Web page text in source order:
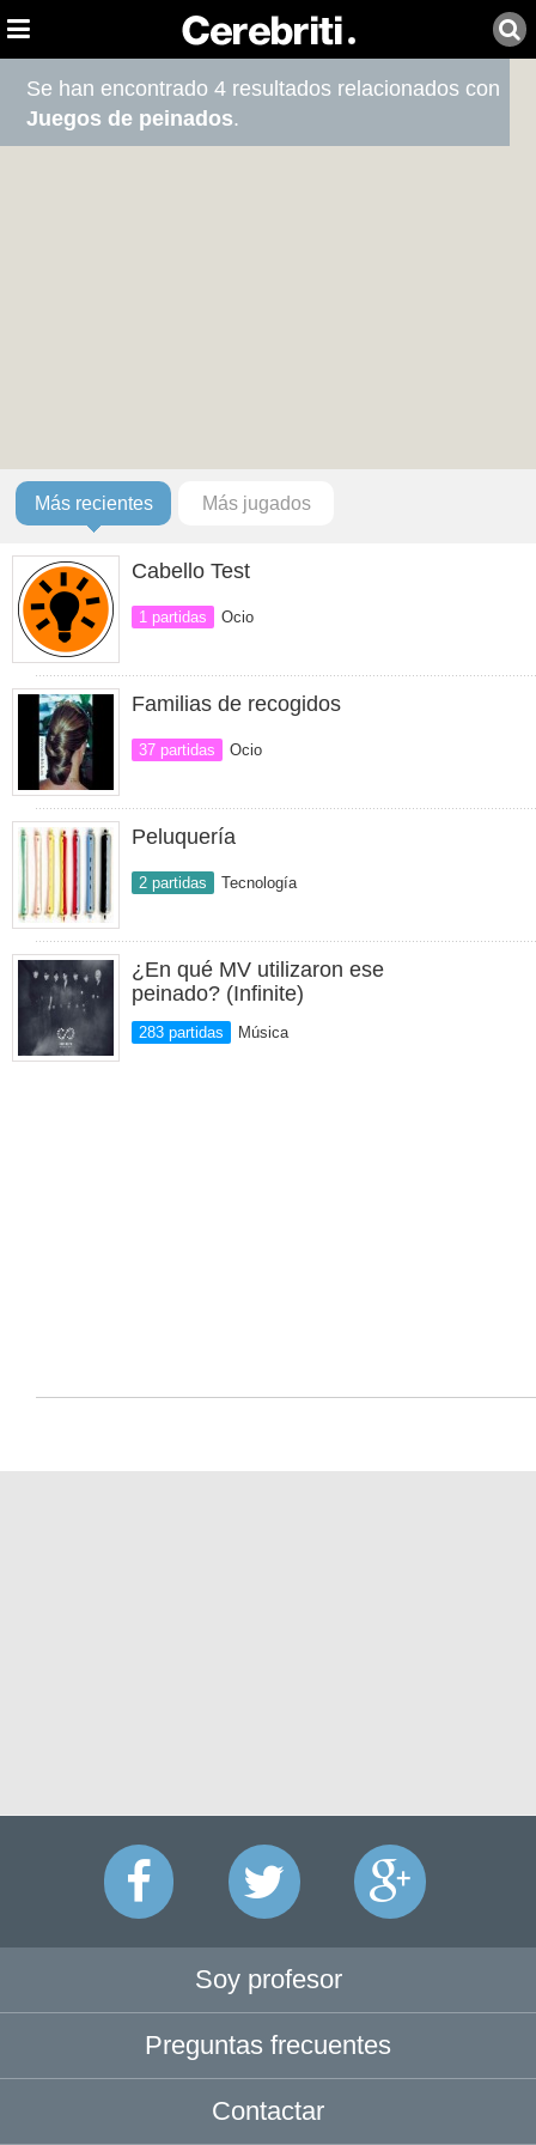
Se han encontrado 4 resultados relacionados con
Juegos de peinados.
Más recientes Más jugados
Cabello Test
1 partidas Ocio
Familias de recogidos
37 partidas Ocio
Peluquería
2 partidas Tecnología
¿En qué MV utilizaron ese
peinado? (Infinite)
283 partidas Música
Soy profesor
Preguntas frecuentes
Contactar